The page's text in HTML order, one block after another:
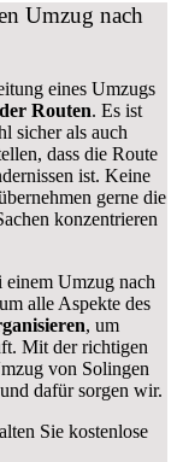
Umzug nach
eines Umzugs
Routen. Es ist
sicher als auch
dass die Route
ist. Keine
gerne die
konzentrieren
einem Umzug nach
alle Aspekte des
, um
Mit der richtigen
von Solingen
dafür sorgen wir.
Sie kostenlose